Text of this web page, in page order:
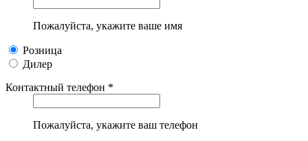
Пожалуйста, укажите ваше имя
Розница
Дилер
Контактный телефон *
Пожалуйста, укажите ваш телефон